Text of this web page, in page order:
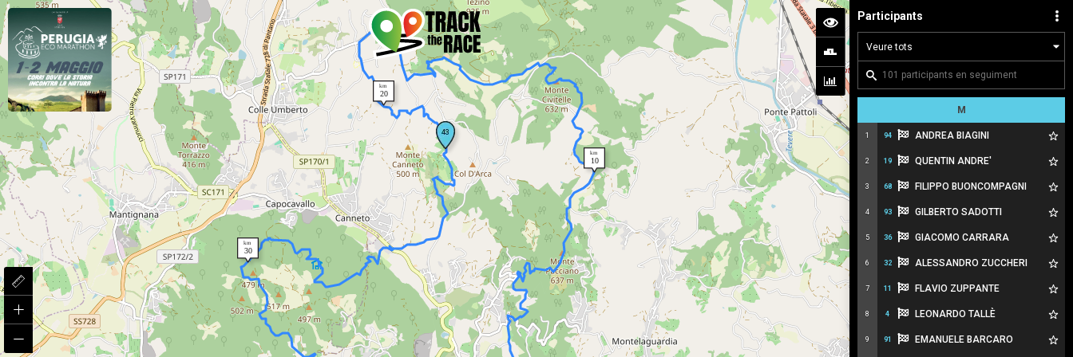
Participants
M
1 94 ANDREA BIAGINI
2 19 QUENTIN ANDRE'
3 68 FILIPPO BUONCOMPAGNI
4 93 GILBERTO SADOTTI
5 36 GIACOMO CARRARA
6 32 ALESSANDRO ZUCCHERI
7 11 FLAVIO ZUPPANTE
8 4 LEONARDO TALLÈ
9 91 EMANUELE BARCARO